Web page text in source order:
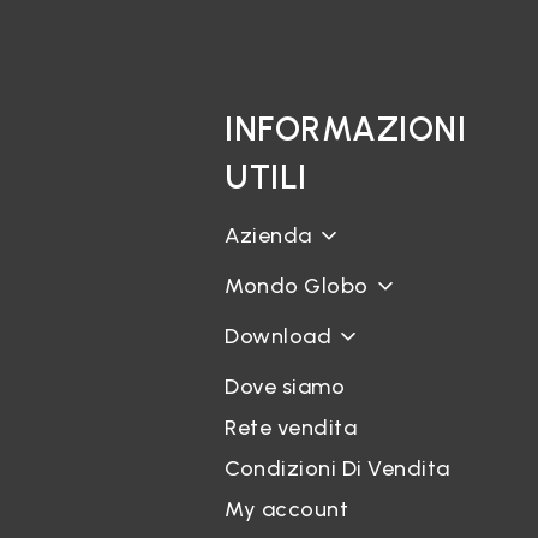
INFORMAZIONI
UTILI
Azienda
Mondo Globo
Download
Dove siamo
Rete vendita
Condizioni Di Vendita
My account